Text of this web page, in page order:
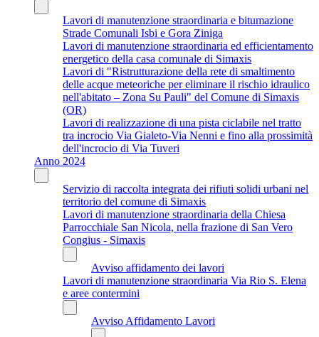
Lavori di manutenzione straordinaria e bitumazione
Strade Comunali Isbi e Gora Ziniga
Lavori di manutenzione straordinaria ed efficientamento
energetico della casa comunale di Simaxis
Lavori di "Ristrutturazione della rete di smaltimento
delle acque meteoriche per eliminare il rischio idraulico
nell'abitato – Zona Su Pauli" del Comune di Simaxis
(OR)
Lavori di realizzazione di una pista ciclabile nel tratto
tra incrocio Via Gialeto-Via Nenni e fino alla prossimità
dell'incrocio di Via Tuveri
Anno 2024
Servizio di raccolta integrata dei rifiuti solidi urbani nel
territorio del comune di Simaxis
Lavori di manutenzione straordinaria della Chiesa
Parrocchiale San Nicola, nella frazione di San Vero
Congius - Simaxis
Avviso affidamento dei lavori
Lavori di manutenzione straordinaria Via Rio S. Elena
e aree contermini
Avviso Affidamento Lavori